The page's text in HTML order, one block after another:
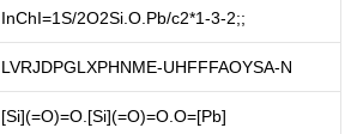
InChI=1S/2O2Si.O.Pb/c2*1-3-2;;
LVRJDPGLXPHNME-UHFFFAOYSA-N
[Si](=O)=O.[Si](=O)=O.O=[Pb]